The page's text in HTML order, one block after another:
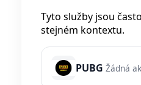
Tyto služby jsou
stejném kontextu.
PUBG Žádná